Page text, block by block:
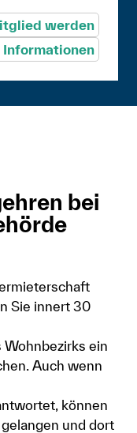
werden
Informationen
bei
Sie innert 30
Wohnbezirks ein
Auch wenn
können
und dort